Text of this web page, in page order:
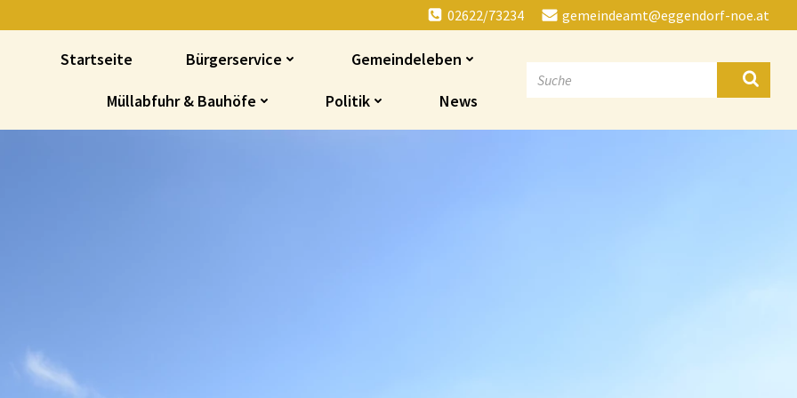
02622/73234 gemeindeamt@eggendorf-noe.at
Startseite Bürgerservice Gemeindeleben
Müllabfuhr & Bauhöfe Politik News